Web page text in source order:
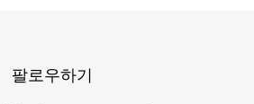
팔로우하기